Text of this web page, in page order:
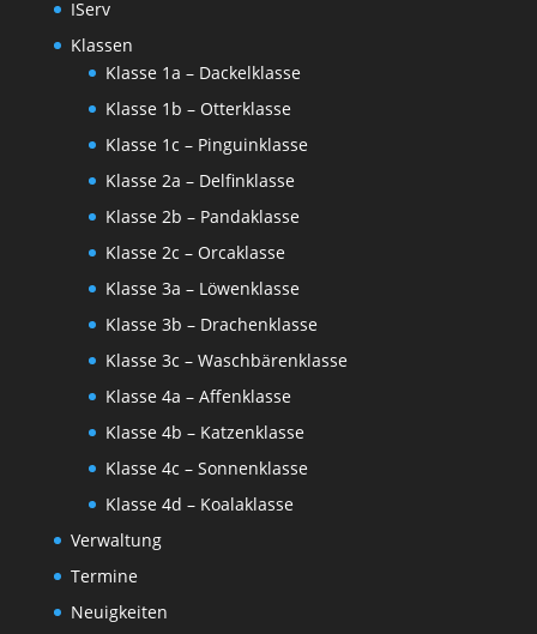
IServ
Klassen
Klasse 1a – Dackelklasse
Klasse 1b – Otterklasse
Klasse 1c – Pinguinklasse
Klasse 2a – Delfinklasse
Klasse 2b – Pandaklasse
Klasse 2c – Orcaklasse
Klasse 3a – Löwenklasse
Klasse 3b – Drachenklasse
Klasse 3c – Waschbärenklasse
Klasse 4a – Affenklasse
Klasse 4b – Katzenklasse
Klasse 4c – Sonnenklasse
Klasse 4d – Koalaklasse
Verwaltung
Termine
Neuigkeiten